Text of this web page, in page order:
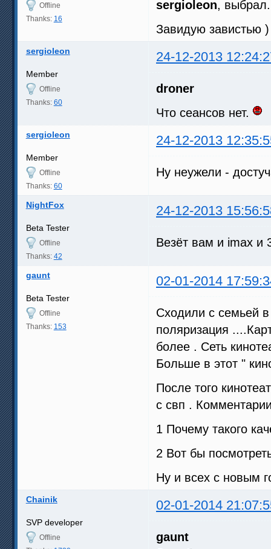
Offline
Thanks: 16
sergioleon,
Завидую завистью
sergioleon 24-12-2013
Member
Offline
Thanks: 60
droner
Что сеансов нет.
sergioleon 24-12-2013
Member
Offline
Thanks: 60
Ну неужели -
NightFox 24-12-2013
Beta Tester
Offline
Thanks: 42
Везёт вам и imax и
gaunt 02-01-2014
Beta Tester
Offline
Thanks: 153
Сходили с семьей
поляризация
более . Сеть
Больше в этот "
После того
с свп .
1 Почему такого
2 Вот бы
Ну и всех с новым
Chainik 02-01-2014
SVP developer
Offline
gaunt